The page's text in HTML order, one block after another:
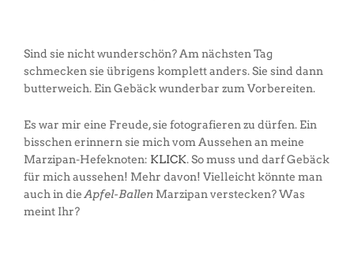
Sind sie nicht wunderschön? Am nächsten Tag
schmecken sie übrigens komplett anders. Sie sind dann
butterweich. Ein Gebäck wunderbar zum Vorbereiten.
Es war mir eine Freude, sie fotografieren zu dürfen. Ein
bisschen erinnern sie mich vom Aussehen an meine
Marzipan-Hefeknoten: KLICK. So muss und darf Gebäck
für mich aussehen! Mehr davon! Vielleicht könnte man
auch in dieApfel-Ballen Marzipan verstecken? Was
meint Ihr?